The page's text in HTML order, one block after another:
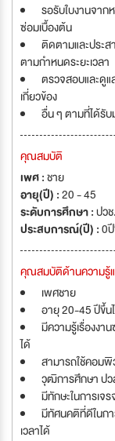
รอรับใบงานจาก
ซ่อมเบื้องต้น
ติดตามและประส
ตามกำหนดระยะเวลา
ตรวจสอบและดูแ
เกี่ยวข้อง
อื่น ๆ ตามที่ได้รั
คุณสมบัติ
เพศ :ชาย
อายุ(ปี) :20 - 45
ระดับการศึกษา :ปว
ประสบการณ์(ปี) :0
คุณสมบัติด้านความรู้
เพศชาย
อายุ 20-45 ปีขึ้น
มีความรู้เรื่องงา
ได้
สามารถใช้คอมพิ
วุฒิการศึกษา ปว
มีทักษะในการเจ
มีทัศนคติที่ดีในก
เวลาได้